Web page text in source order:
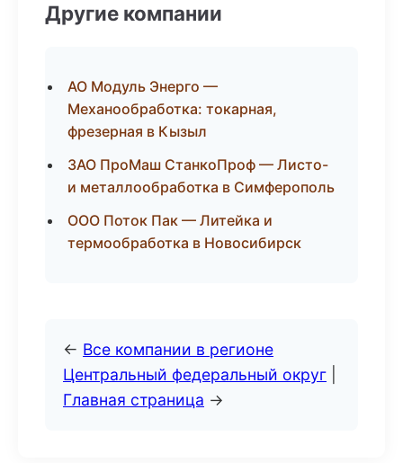
Другие компании
АО Модуль Энерго —
Механообработка: токарная,
фрезерная в Кызыл
ЗАО ПроМаш СтанкоПроф — Листо-
и металлообработка в Симферополь
ООО Поток Пак — Литейка и
термообработка в Новосибирск
← Все компании в регионе
Центральный федеральный округ
Главная страница →